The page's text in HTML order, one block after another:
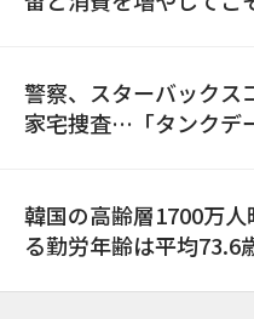
警察、スターバックス
家宅捜査…「タンクデ
韓国の高齢層1700万
る勤労年齢は平均73.6